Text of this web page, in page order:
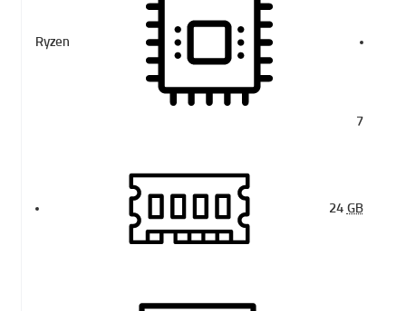
Ryzen
7
24GB